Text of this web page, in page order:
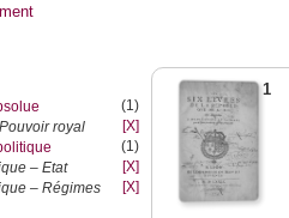
(1)
royal
[X]
(1)
– Etat
[X]
– Régimes
[X]
1